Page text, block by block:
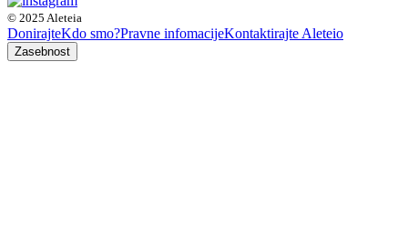
© 2025 Aleteia
DonirajteKdo smo?Pravne infomacijeKontaktirajte Aleteio
Zasebnost